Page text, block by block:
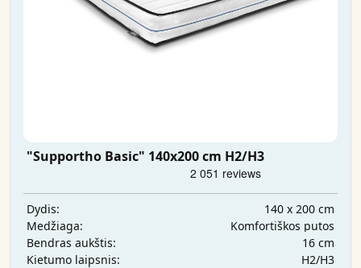
"Supportho Basic" 140x200 cm H2/H3
Dydis:
140 x 200 cm
Medžiaga:
Komfortiškos putos
Bendras aukštis:
16 cm
Kietumo laipsnis:
H2/H3